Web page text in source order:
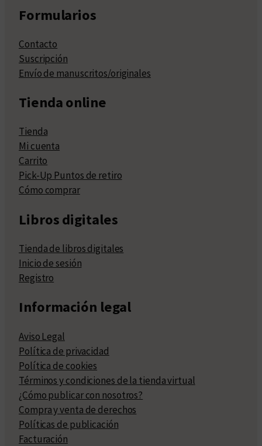
Formularios
Contacto
Suscripción
Envío de manuscritos/originales
Tienda online
Tienda
Mi cuenta
Carrito
Pick-Up Puntos de retiro
Cómo comprar
Libros digitales
Tienda de libros digitales
Inicio de sesión
Registro
Información legal
Aviso Legal
Política de privacidad
Política de cookies
Términos y condiciones de la tienda virtual
¿Cómo publicar con nosotros?
Compra y venta de derechos
Políticas de publicación
Facturación